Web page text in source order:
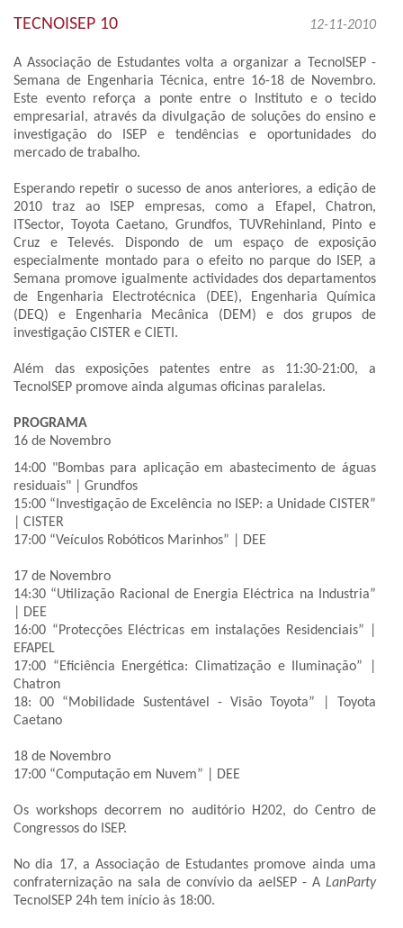
TECNOISEP 10 12-11-2010
A Associação de Estudantes volta a organizar a TecnoISEP -
Semana de Engenharia Técnica, entre 16-18 de Novembro.
Este evento reforça a ponte entre o Instituto e o tecido
empresarial, através da divulgação de soluções do ensino e
investigação do ISEP e tendências e oportunidades do
mercado de trabalho.
Esperando repetir o sucesso de anos anteriores, a edição de
2010 traz ao ISEP empresas, como a Efapel, Chatron,
ITSector, Toyota Caetano, Grundfos, TUVRehinland, Pinto e
Cruz e Televés. Dispondo de um espaço de exposição
especialmente montado para o efeito no parque do ISEP, a
Semana promove igualmente actividades dos departamentos
de Engenharia Electrotécnica (DEE), Engenharia Química
(DEQ) e Engenharia Mecânica (DEM) e dos grupos de
investigação CISTER e CIETI.
Além das exposições patentes entre as 11:30-21:00, a
TecnoISEP promove ainda algumas oficinas paralelas.
PROGRAMA
16 de Novembro
14:00 "Bombas para aplicação em abastecimento de águas
residuais" | Grundfos
15:00 “Investigação de Excelência no ISEP: a Unidade CISTER”
| CISTER
17:00 “Veículos Robóticos Marinhos” | DEE
17 de Novembro
14:30 “Utilização Racional de Energia Eléctrica na Industria”
| DEE
16:00 “Protecções Eléctricas em instalações Residenciais” |
EFAPEL
17:00 “Eficiência Energética: Climatização e Iluminação” |
Chatron
18: 00 “Mobilidade Sustentável - Visão Toyota” | Toyota
Caetano
18 de Novembro
17:00 “Computação em Nuvem” | DEE
Os workshops decorrem no auditório H202, do Centro de
Congressos do ISEP.
No dia 17, a Associação de Estudantes promove ainda uma
confraternização na sala de convívio da aeISEP - A LanParty
TecnoISEP 24h tem início às 18:00.